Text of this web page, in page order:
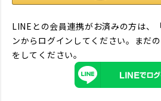
LINEとの会員連携がお済みの方は、
ンからログインしてください。まだの
をしてください。